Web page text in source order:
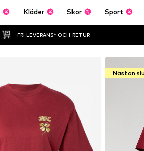
Kläder Skor Sport
FRI LEVERANS* OCH RETUR
Nästan